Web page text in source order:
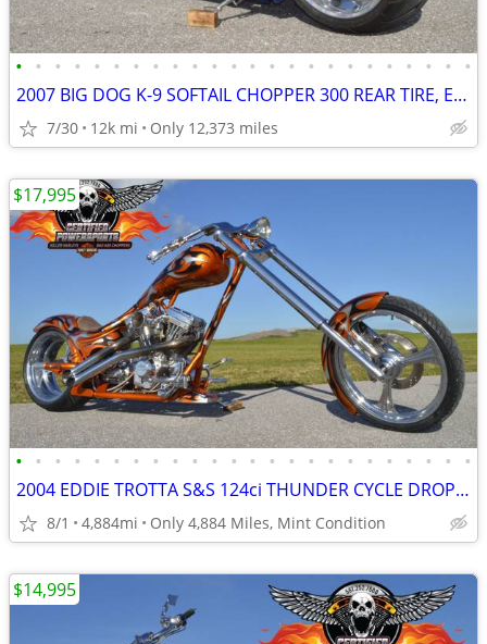
• • • • • • • • • • • • • • • • • • • • • • • •
2007 BIG DOG K-9 SOFTAIL CHOPPER 300 REAR TIRE, Excellent Mint Cond
7/30 12k mi Only 12,373 miles
• • • • • • • • • • • • • • • • • • • • • • • •
2004 EDDIE TROTTA S&S 124ci THUNDER CYCLE DROP SEAT SOFTAIL CHOPPER
8/1 4,884mi Only 4,884 Miles, Mint Condition
$17,995
$14,995